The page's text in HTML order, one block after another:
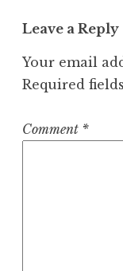
g
a
t
o
n
Leave a Reply
Your email
Required
Comment *